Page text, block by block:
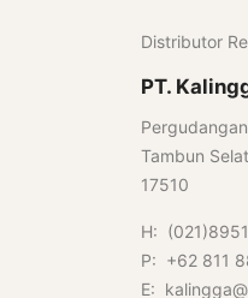
Distributor
PT.
Tambun
17510
H:
P: +62 811
E: